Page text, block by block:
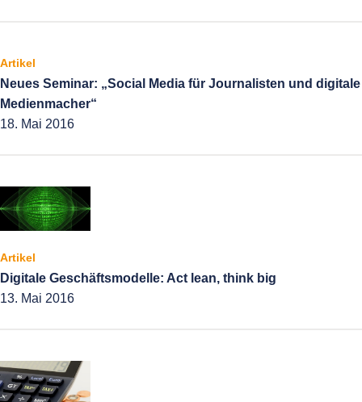
Artikel
Neues Seminar: „Social Media für Journalisten und digitale
Medienmacher“
18. Mai 2016
Artikel
Digitale Geschäftsmodelle: Act lean, think big
13. Mai 2016